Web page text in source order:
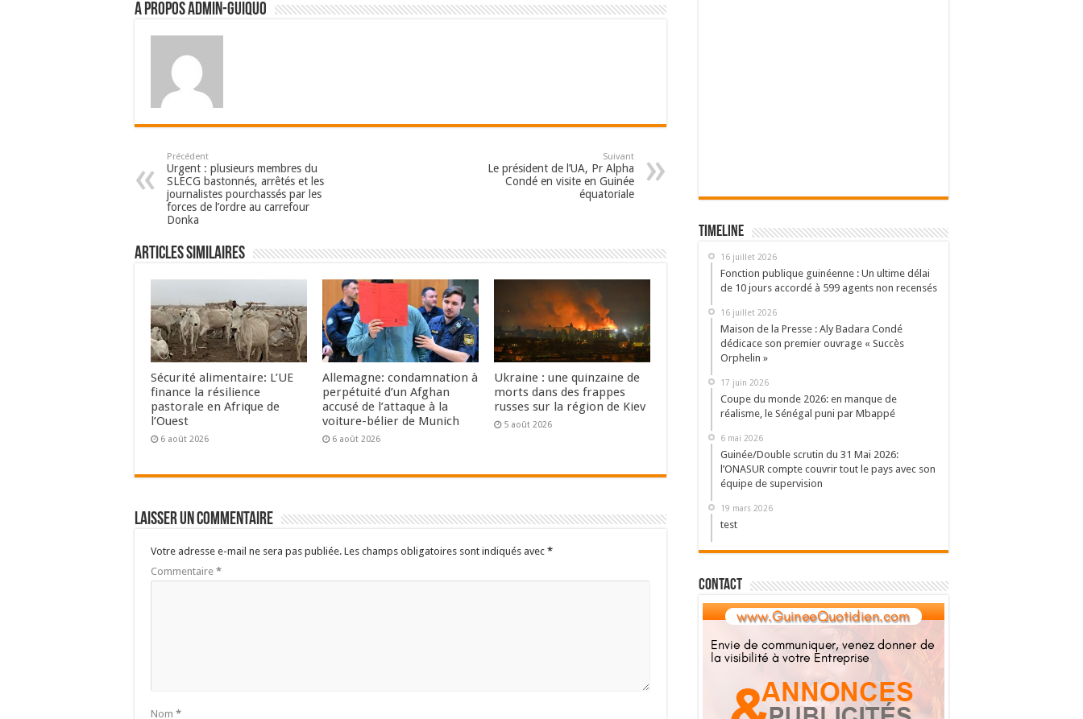
A propos admin-guiquo
Précédent
Urgent : plusieurs membres du
SLECG bastonnés, arrêtés et les
journalistes pourchassés par les
forces de l’ordre au carrefour
Donka
Suivant
Le président de l’UA, Pr Alpha
Condé en visite en Guinée
équatoriale
Articles Similaires
Sécurité alimentaire: L’UE
finance la résilience
pastorale en Afrique de
l’Ouest
6 août 2026
Allemagne: condamnation à
perpétuité d’un Afghan
accusé de l’attaque à la
voiture-bélier de Munich
6 août 2026
Ukraine : une quinzaine de
morts dans des frappes
russes sur la région de Kiev
5 août 2026
Laisser un commentaire
Votre adresse e-mail ne sera pas publiée. Les champs obligatoires sont indiqués avec *
Commentaire *
Nom *
Timeline
16 juillet 2026
Fonction publique guinéenne : Un ultime délai
de 10 jours accordé à 599 agents non recensés
16 juillet 2026
Maison de la Presse : Aly Badara Condé
dédicace son premier ouvrage « Succès
Orphelin »
17 juin 2026
Coupe du monde 2026: en manque de
réalisme, le Sénégal puni par Mbappé
6 mai 2026
Guinée/Double scrutin du 31 Mai 2026:
l’ONASUR compte couvrir tout le pays avec son
équipe de supervision
19 mars 2026
test
Contact